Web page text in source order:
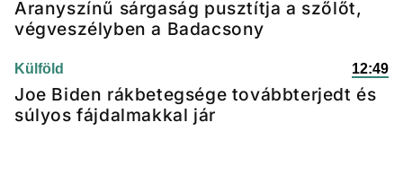
Aranyszínű sárgaság pusztítja a szőlőt,
végveszélyben a Badacsony
Külföld 12:49
Joe Biden rákbetegsége továbbterjedt és
súlyos fájdalmakkal jár